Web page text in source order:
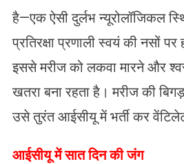
है—एक ऐसी दुर्लभ न्यूरोलॉजिकल
प्रतिरक्षा प्रणाली स्वयं की नसों
इससे मरीज को लकवा मारने और
खतरा बना रहता है। मरीज की
उसे तुरंत आईसीयू में भर्ती कर
​आईसीयू में सात दिन की जंग